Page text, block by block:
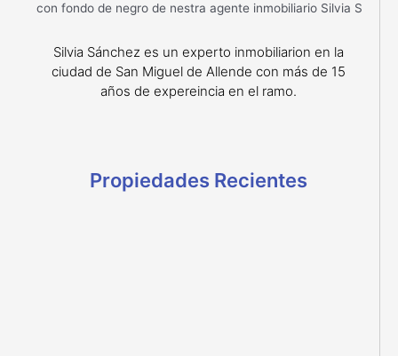
Silvia Sánchez es un experto inmobiliarion en la
ciudad de San Miguel de Allende con más de 15
años de expereincia en el ramo.
Propiedades Recientes